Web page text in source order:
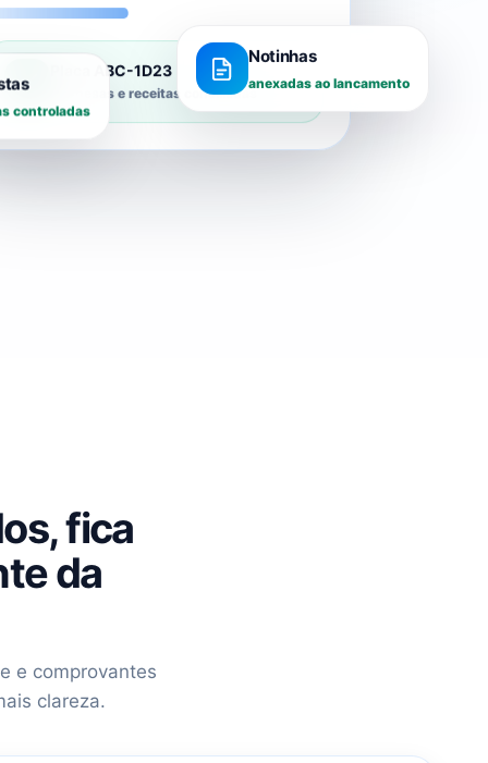
Placa ABC-1D23
Despesas e receitas conciliadas
controladas
Notinhas
anexadas ao lancamento
fica
da
e comprovantes
clareza.